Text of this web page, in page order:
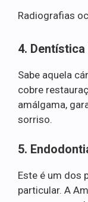
Radiografias
4.
Sabe aquela
cobre
amálgama,
sorriso.
5.
Este é um dos
particular. A